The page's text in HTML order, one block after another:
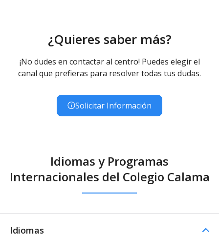
¿Quieres saber más?
¡No dudes en contactar al centro! Puedes elegir el
canal que prefieras para resolver todas tus dudas.
Solicitar Información
Idiomas y Programas
Internacionales del Colegio Calama
Idiomas